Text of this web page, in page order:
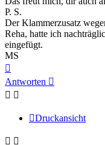
P. S.
Der Klammerzusatz
Reha, hatte ich
eingefügt.
MS
oben
Antworten
Druckansicht